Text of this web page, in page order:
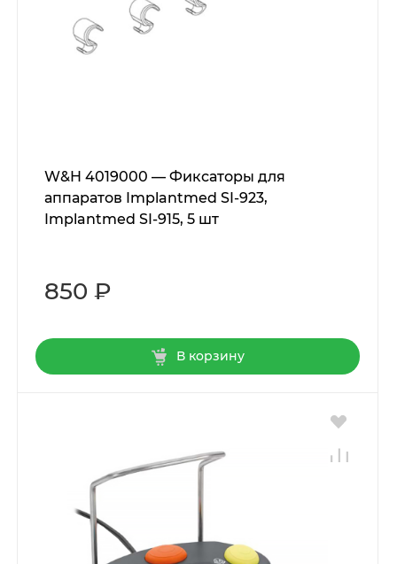
W&H 4019000 — Фиксаторы для
аппаратов Implantmed SI-923,
Implantmed SI-915, 5 шт
850 ₽
В корзину